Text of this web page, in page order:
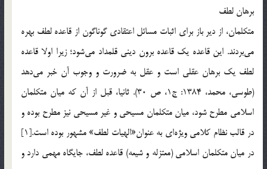
برهان لطف
متكلمان، از دير باز براي اثبات مسائل اعتقادي گوناگون از قاعده لطف بهره
مي‌بردند. اين قاعده يك قاعده برون ديني قلمداد مي‌شود؛ زيرا اولا قاعده
لطف يك برهان عقلي است و عقل به ضرورت و وجوب آن خبر مي‌دهد
(طوسي، محمد، 1384: ج1، ص 30). ثانيا، قبل از آن كه ميان متكلمان
اسلامي مطرح شود، ميان متكلمان مسيحي و غير مسيحي نيز مطرح بوده و
در قالب نظام كلامي ويژه‌اي به عنوان‏«الهيات لطف‏» مشهور بوده است.[1]
در ميان متكلمان اسلامي (معتزله و شيعه) قاعده لطف، جايگاه مهمي دارد و